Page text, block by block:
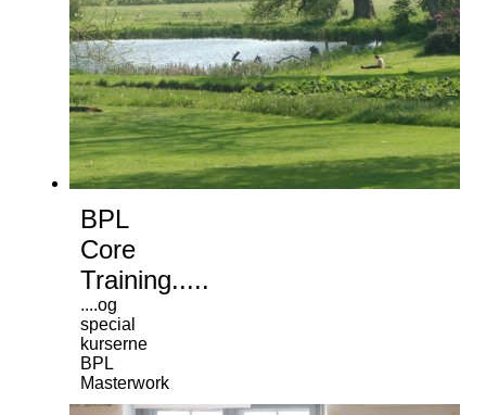
BPL
Core
Training.....
....og
special
kurserne
BPL
Masterwork